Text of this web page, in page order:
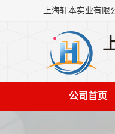
公司首页